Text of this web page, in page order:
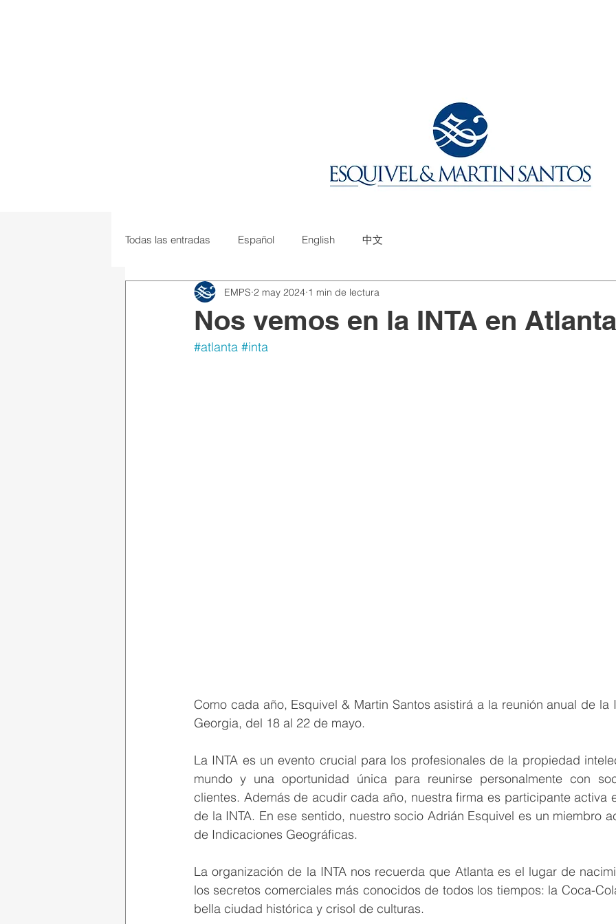
Todas las entradas Español English 中文
Nos vemos en la INTA en Atlanta
EMPS 2 may 2024 1 min de lectura
#atlanta #inta
Como cada año, Esquivel & Martin Santos asistirá a la reunión anual de la
Georgia, del 18 al 22 de mayo.
La INTA es un evento crucial para los profesionales de la propiedad
mundo y una oportunidad única para reunirse personalmente con
clientes. Además de acudir cada año, nuestra firma es participante activa
de la INTA. En ese sentido, nuestro socio Adrián Esquivel es un miembro
de Indicaciones Geográficas.
La organización de la INTA nos recuerda que Atlanta es el lugar de
los secretos comerciales más conocidos de todos los tiempos: la Coca-
bella ciudad histórica y crisol de culturas.